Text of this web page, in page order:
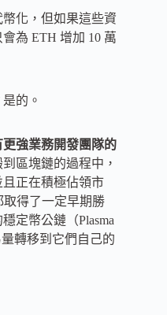
化，但如果這些資
為 ETH 增加 10 萬
的。
強業務開發團隊的
區塊鏈的過程中，
正在積極佔領市
取得了一定早期勝
定幣公鏈（Plasma
轉移到它們自己的